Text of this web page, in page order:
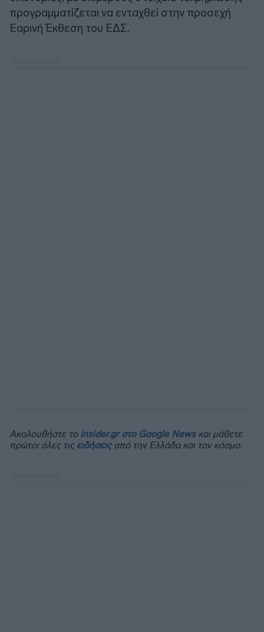
προγραμματίζεται να ενταχθεί στην προσεχή
Εαρινή Έκθεση του ΕΔΣ.
Ακολουθήστε το insider.gr στο Google Newsκαι μάθετε
πρώτοι όλες τις ειδήσειςαπό την Ελλάδα και τον κόσμο.